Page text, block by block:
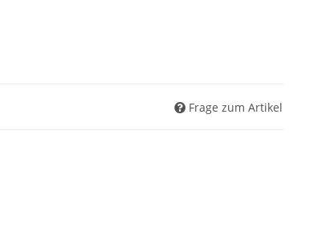
Frage zum Artikel